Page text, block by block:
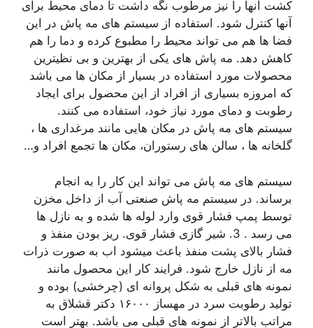
کشت آنها را نیز مرطوب نگه داشت تا دمای محیط برای
آنها کنترل شود. استفاده از سیستم های مه پاش در این
فضا ها هم می تواند محیط را مطبوع کرده و دما را هم
کاهش دهد. مه پاش های یکی از بهترین و بی نظیترین
محصولات مورد استفاده در بسیار از مکان ها می باشد
که امروزه بسیاری از افراد از این محصول برای ایجاد
رطوبت و دمای مورد نیاز خود، استفاده می کنند.
سیستم های مه پاش در مکان هایی مانند مرغداری ها ،
گلخانه ها ، سالن های رستوران، مکان ها تجمع افراد و…
سیستم های مه پاش می تواند این کار را به انجام
برساند. در سیستم مه پاش صنعتی آب از داخل مخزن
توسط پمپ فشار قوی وارد لوله ها شده و به نازل ها
می رسد . 3. شیر گازی فشار قوی. ریز بودن منفذ و
فشار بالای پشت منفذ باعث میشود اب به صورت ذرات
مه از نازل خارج شود. فرایند کار این محصول مانند
نمونه های قبلی به شکل پروانه ای (چرخشی) بوده و
تولید رطوبت سرد در مهساز ۱۶۰۰۰ دکتر قشلاق به
مراتب بالاتر از نمونه های قبلی می باشد. بهتر است